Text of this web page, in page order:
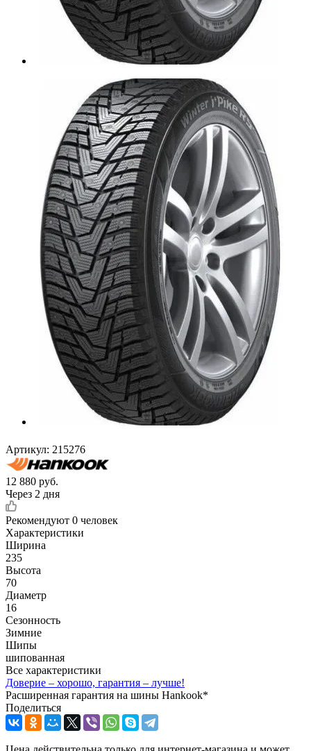
Артикул: 215276
12 880 руб.
Через 2 дня
Рекомендуют 0 человек
Характеристики
Ширина
235
Высота
70
Диаметр
16
Сезонность
Зимние
Шипы
шипованная
Все характеристики
Доверие – хорошо, гарантия – лучше!
Расширенная гарантия на шины Hankook*
Поделиться